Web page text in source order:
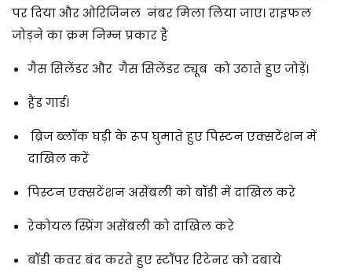
पर दिया और ओरिजिनल नंबर मिला लिया जाए। राइफल
जोड़ने का क्रम निम्न प्रकार है
गैस सिलेंडर और गैस सिलेंडर ट्यूब को उठाते हुए जोड़ें।
हैंड गार्ड।
ब्रिज ब्लॉक घड़ी के रूप घुमाते हुए पिस्टन एक्सटेंशन में
दाखिल करें
पिस्टन एक्सटेंशन असेंबली को बॉडी में दाखिल करे
रेकोयल स्प्रिंग असेंबली को दाखिल करे
बॉडी कवर बंद करते हुए स्टॉपर रिटेनर को दबाये